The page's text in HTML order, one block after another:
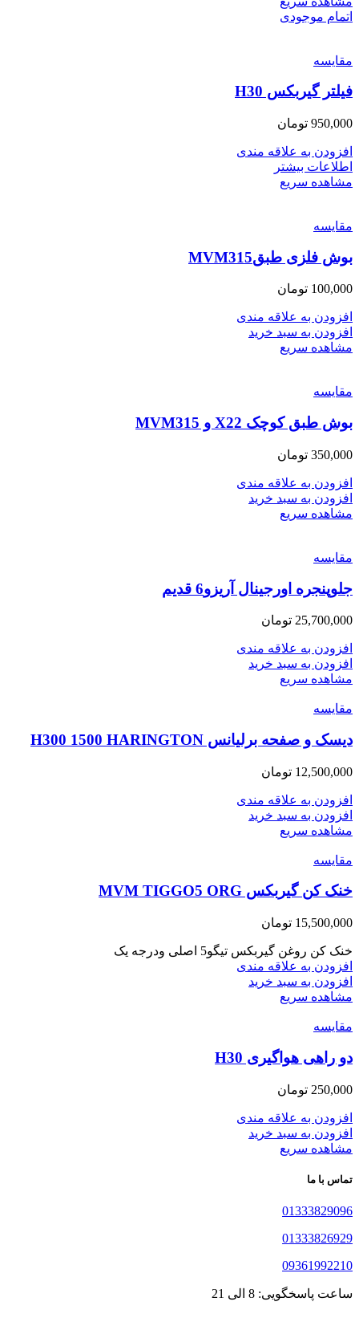
اتمام موجودی
مقایسه
فیلتر گیربکس H30
950,000 تومان
افزودن به علاقه مندی
اطلاعات بیشتر
مشاهده سریع
مقایسه
بوش فلزی طبقMVM315
100,000 تومان
افزودن به علاقه مندی
افزودن به سبد خرید
مشاهده سریع
مقایسه
بوش طبق کوچک X22 و MVM315
350,000 تومان
افزودن به علاقه مندی
افزودن به سبد خرید
مشاهده سریع
مقایسه
جلوپنجره اورجینال آریزو6 قدیم
25,700,000 تومان
افزودن به علاقه مندی
افزودن به سبد خرید
مشاهده سریع
مقایسه
دیسک و صفحه برلیانس H300 1500 HARINGTON
12,500,000 تومان
افزودن به علاقه مندی
افزودن به سبد خرید
مشاهده سریع
مقایسه
خنک کن گیربکس MVM TIGGO5 ORG
15,500,000 تومان
خنک کن روغن گیربکس تیگو5 اصلی ودرجه یک
افزودن به علاقه مندی
افزودن به سبد خرید
مشاهده سریع
مقایسه
دو راهی هواگیری H30
250,000 تومان
افزودن به علاقه مندی
افزودن به سبد خرید
مشاهده سریع
تماس با ما
01333829096
01333826929
09361992210
ساعت پاسخگویی: 8 الی 21